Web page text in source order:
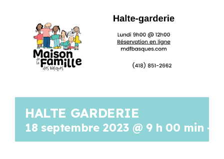
Mon Compte
OFFRES D’EMPLOI
HALTE GARDERIE
18 septembre 2023 @ 9 h 00 min -